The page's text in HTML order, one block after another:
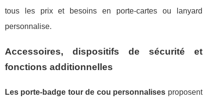
tous les prix et besoins en porte-cartes ou lanyard
personnalise.
Accessoires, dispositifs de sécurité et
fonctions additionnelles
Les porte-badge tour de cou personnalises proposent